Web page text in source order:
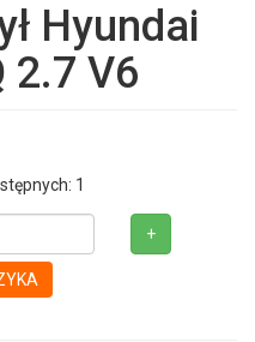
Hyundai
2.7 V6
1
+